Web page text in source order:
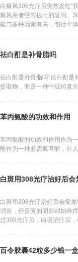
白癜风308光疗后突然发红“
癜风患者经常提出的疑问。
能与多种因素有关，包括个
祛白酊是补骨脂吗
祛白酊是补骨脂吗“祛白酊
提取物，而是一种中成药复
苯丙氨酸的功效和作用
苯丙氨酸的功效和作用作为
酸作为一种必需氨基酸，在
白斑用308光疗治好后会
白斑用308光疗治好后会复
消退，但反复的阴影却始终
过308光疗后，白斑治疗后，
百令胶囊42粒多少钱一盒